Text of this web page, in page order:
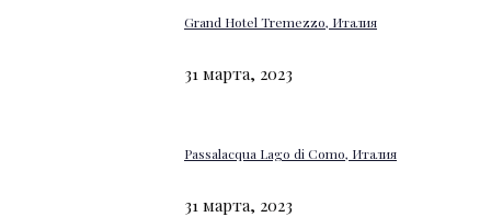
Grand Hotel Tremezzo, Италия
31 марта, 2023
Passalacqua Lago di Como, Италия
31 марта, 2023